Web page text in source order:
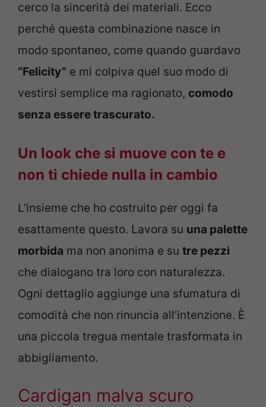
cerco la sincerità dei materiali. Ecco
perché questa combinazione nasce in
modo spontaneo, come quando guardavo
“Felicity” e mi colpiva quel suo modo di
vestirsi semplice ma ragionato, comodo
senza essere trascurato.
Un look che si muove con te e
non ti chiede nulla in cambio
L’insieme che ho costruito per oggi fa
esattamente questo. Lavora su una palette
morbida ma non anonima e su tre pezzi
che dialogano tra loro con naturalezza.
Ogni dettaglio aggiunge una sfumatura di
comodità che non rinuncia all’intenzione. È
una piccola tregua mentale trasformata in
abbigliamento.
Cardigan malva scuro